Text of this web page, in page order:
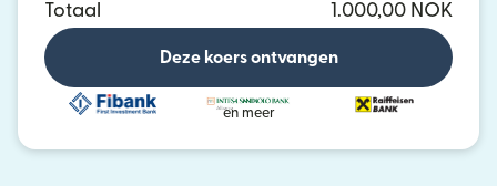
Totaal
1.000,00 NOK
Deze koers ontvangen
en meer